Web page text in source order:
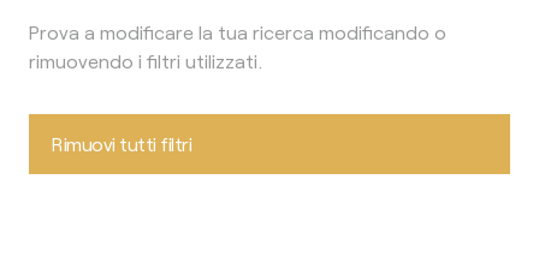
Prova a modificare la tua ricerca modificando o
rimuovendo i filtri utilizzati.
Rimuovi tutti filtri